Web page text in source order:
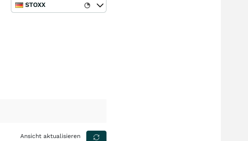
STOXX
Ansicht aktualisieren